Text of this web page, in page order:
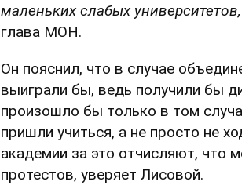
маленьких слабых
глава МОН.
Он пояснил, что в случае
выиграли бы, ведь получили бы
произошло бы только в том
пришли учиться, а не просто не
академии за это отчисляют, что
протестов, уверяет Лисовой.